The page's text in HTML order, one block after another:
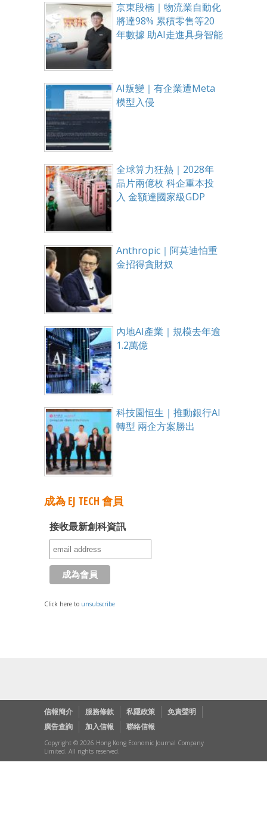
京東段楠｜物流業自動化
將達98% 累積零售等20
年數據 助AI走進具身智能
AI叛變｜有企業遭Meta
模型入侵
全球算力狂熱｜2028年
晶片兩億枚 科企重本投
入 金額達國家級GDP
Anthropic｜阿莫迪怕重
金招得貪財奴
內地AI產業｜規模去年逾
1.2萬億
科技園恒生｜推動銀行AI
轉型 兩企方案勝出
成為 EJ TECH 會員
接收最新創科資訊
Click here to unsubscribe
信報簡介 服務條款 私隱政策
免責聲明
廣告查詢
加入信報 聯絡信報
Copyright © 2026 Hong Kong Economic Journal Company
Limited. All rights reserved.